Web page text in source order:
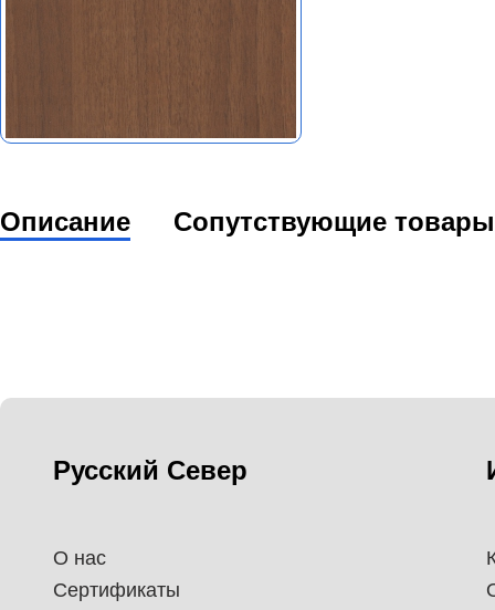
Описание Сопутствующие товары
Русский Север
О нас
Сертификаты